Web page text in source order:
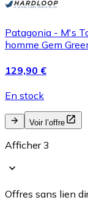
Patagonia - M's
homme Gem
129,90 €
En stock
Voir l’offre
Afficher 3
Offres sans lien